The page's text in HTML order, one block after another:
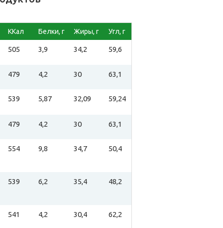
ККал Белки, г Жиры, г Угл, г
505 3,9 34,2 59,6
479 4,2 30 63,1
539 5,87 32,09 59,24
479 4,2 30 63,1
554 9,8 34,7 50,4
539 6,2 35,4 48,2
541 4,2 30,4 62,2